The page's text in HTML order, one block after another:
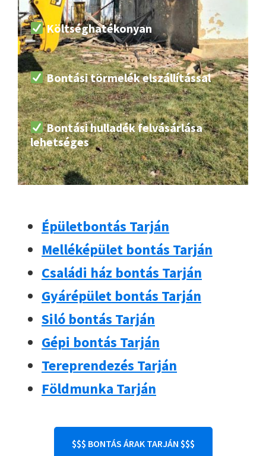
Költséghatékonyan
Bontási törmelék elszállítással
Bontási hulladék felvásárlása
lehetséges
Épületbontás Tarján
Melléképület bontás Tarján
Családi ház bontás Tarján
Gyárépület bontás Tarján
Siló bontás Tarján
Gépi bontás Tarján
Tereprendezés Tarján
Földmunka Tarján
$$$ BONTÁS ÁRAK TARJÁN $$$